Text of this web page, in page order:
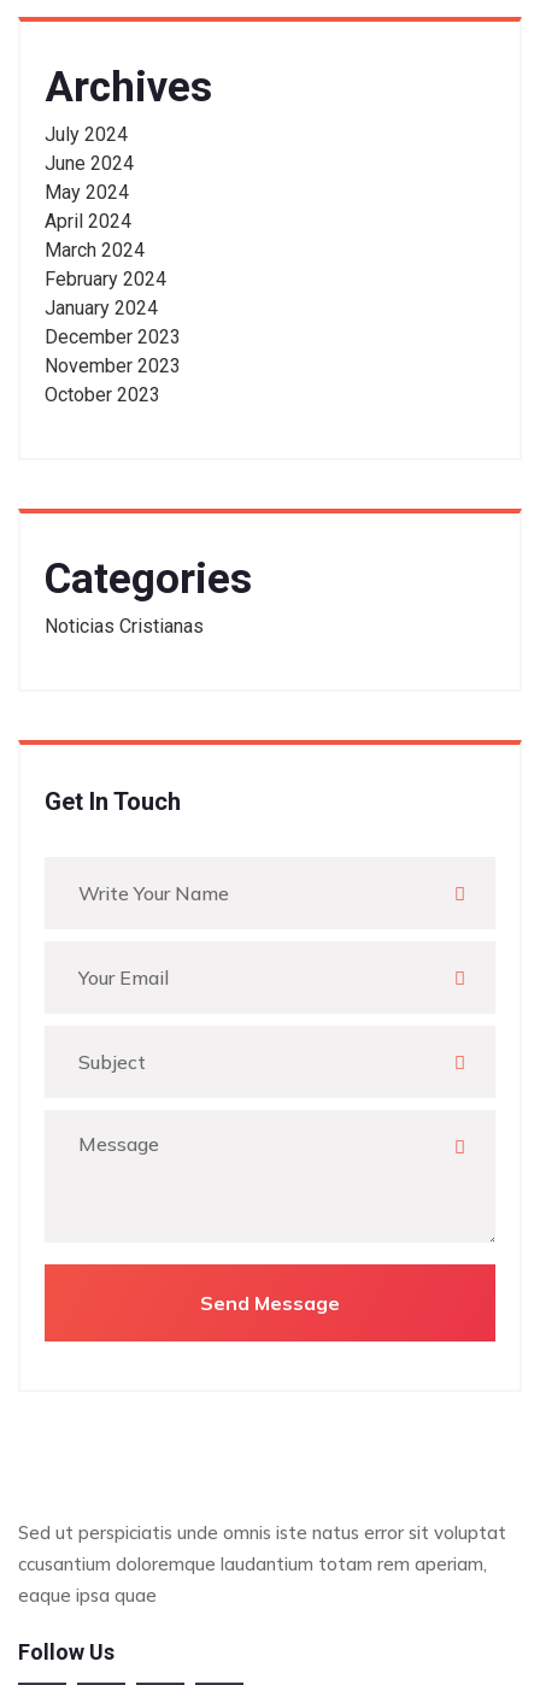
Archives
July 2024
June 2024
May 2024
April 2024
March 2024
February 2024
January 2024
December 2023
November 2023
October 2023
Categories
Noticias Cristianas
Get In Touch
Sed ut perspiciatis unde omnis iste natus error sit voluptat
ccusantium doloremque laudantium totam rem aperiam,
eaque ipsa quae
Follow Us